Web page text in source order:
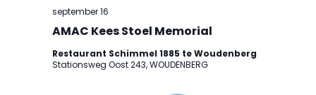
AMAC Kees Stoel Memorial
september 16
Restaurant Schimmel 1885 te Woudenberg
Stationsweg Oost 243, WOUDENBERG